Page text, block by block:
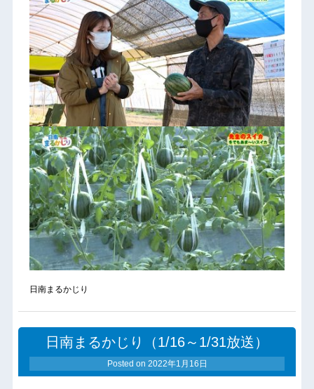
日南まるかじり
日南まるかじり（1/16～1/31放送）
Posted on 2022年1月16日